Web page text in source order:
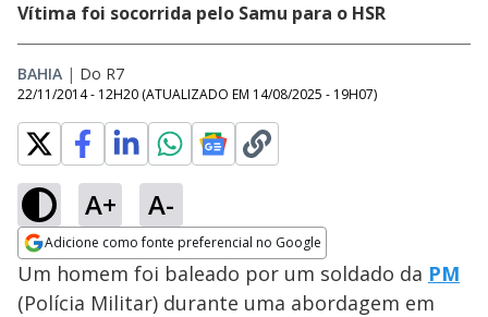
Vítima foi socorrida pelo Samu para o HSR
BAHIA | Do R7
22/11/2014 - 12H20 (ATUALIZADO EM 14/08/2025 - 19H07)
A+ A-
Adicione como fonte preferencial no Google
Opens in new window
Um homem foi baleado por um soldado da PM
(Polícia Militar) durante uma abordagem em